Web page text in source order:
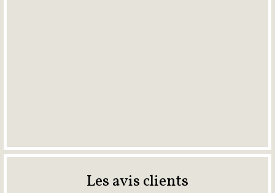
Les avis clients